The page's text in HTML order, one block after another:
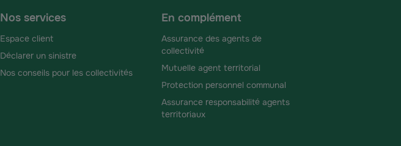
Nos services
Espace client
Déclarer un sinistre
Nos conseils pour les collectivités
En complément
Assurance des agents de
collectivité
Mutuelle agent territorial
Protection personnel communal
Assurance responsabilité agents
territoriaux